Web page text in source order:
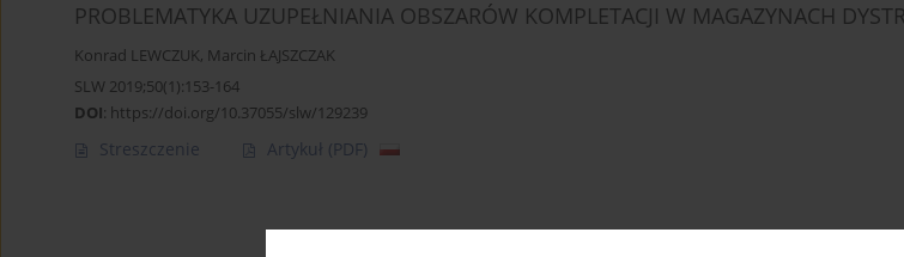
PROBLEMATYKA UZUPEŁNIANIA OBSZARÓW KOMPLETACJI W MAGAZYNACH
Konrad LEWCZUK, Marcin ŁAJSZCZAK
SLW 2019;50(1):153-164
DOI: https://doi.org/10.37055/slw/129239
Streszczenie Artykuł (PDF)